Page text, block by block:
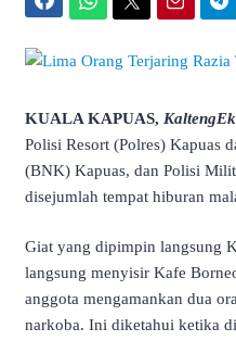
KUALA KAPUAS,
Polisi Resort (Polres) Kapuas
(BNK) Kapuas, dan Polisi
disejumlah tempat hiburan
Giat yang dipimpin langsung
langsung menyisir Kafe
anggota mengamankan dua
narkoba. Ini diketahui ketika